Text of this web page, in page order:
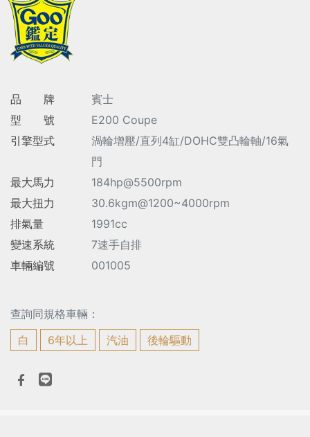
品 牌
賓士
型 號
E200 Coupe
引擎型式
渦輪增壓/直列4缸/DOHC雙凸輪軸/16氣
門
最大馬力
184hp@5500rpm
最大扭力
30.6kgm@1200~4000rpm
排氣量
1991cc
變速系統
7速手自排
車輛編號
001005
查詢同規格車輛：
白
6年以上 汽油 後輪驅動